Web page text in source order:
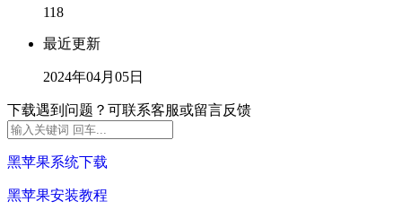
118
最近更新
2024年04月05日
下载遇到问题？可联系客服或留言反馈
黑苹果系统下载
黑苹果安装教程